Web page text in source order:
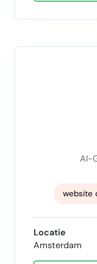
AI-
website
HTML
Locatie
Amsterdam